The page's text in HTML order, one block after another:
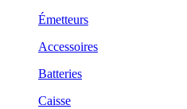
Émetteurs
Accessoires
Batteries
Caisse